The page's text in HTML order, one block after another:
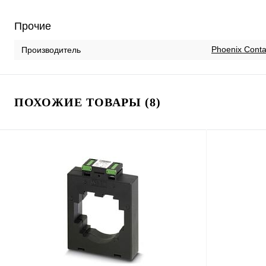
Прочие
Производитель Phoenix
ПОХОЖИЕ ТОВАРЫ (8)